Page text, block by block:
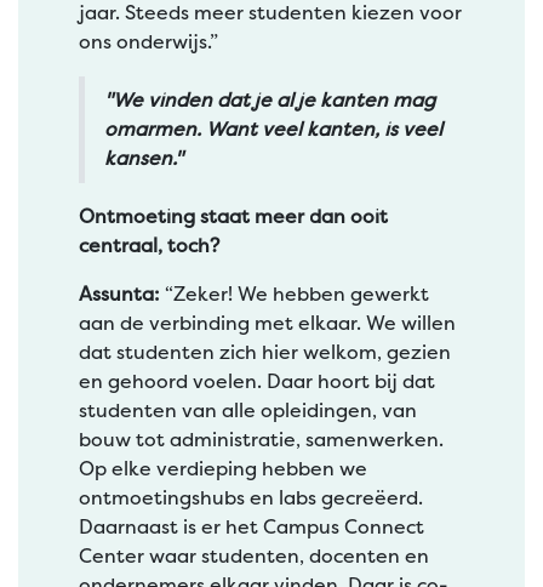
jaar. Steeds meer studenten kiezen voor
ons onderwijs.”
"We vinden dat je al je kanten mag
omarmen. Want veel kanten, is veel
kansen."
Ontmoeting staat meer dan ooit
centraal, toch?
Assunta: “Zeker! We hebben gewerkt
aan de verbinding met elkaar. We willen
dat studenten zich hier welkom, gezien
en gehoord voelen. Daar hoort bij dat
studenten van alle opleidingen, van
bouw tot administratie, samenwerken.
Op elke verdieping hebben we
ontmoetingshubs en labs gecreëerd.
Daarnaast is er het Campus Connect
Center waar studenten, docenten en